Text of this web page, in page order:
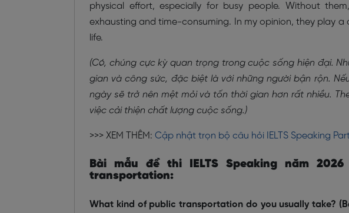
physical effort, especially for busy people. Without
exhausting and time-consuming. In my opinion, they play a
life.
(Có, chúng cực kỳ quan trọng trong cuộc sống hiện đại.
gian và công sức, đặc biệt là với những người bận rộn.
ngày sẽ trở nên mệt mỏi và tốn thời gian hơn rất nhiều.
việc cải thiện chất lượng cuộc sống.)
>>> XEM THÊM: Cập nhật trọn bộ câu hỏi IELTS Speaking
Bài mẫu đề thi IELTS Speaking năm
transportation:
What kind of public transportation do you usually take?